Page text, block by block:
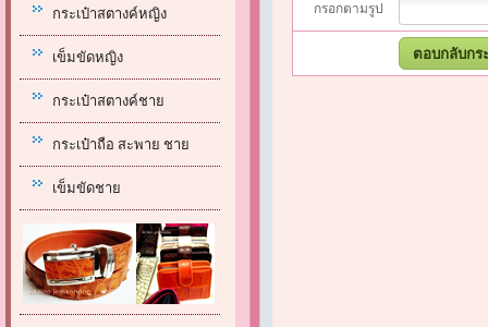
กระเป๋าสตางค์หญิง
เข็มขัดหญิง
กระเป๋าสตางค์ชาย
กระเป๋าถือ สะพาย ชาย
เข็มขัดชาย
กรอกตามรูป